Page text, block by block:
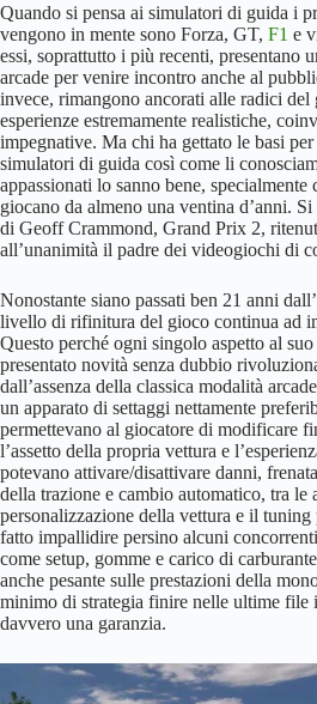
Quando si pensa ai simulatori di guida i
vengono in mente sono Forza, GT, F1 e
essi, soprattutto i più recenti, presentano
arcade per venire incontro anche al
invece, rimangono ancorati alle radici del
esperienze estremamente realistiche,
impegnative. Ma chi ha gettato le basi
simulatori di guida così come li
appassionati lo sanno bene,
giocano da almeno una ventina d’anni.
di Geoff Crammond, Grand Prix 2,
all’unanimità il padre dei videogiochi di
Nonostante siano passati ben 21 anni
livello di rifinitura del gioco continua ad
Questo perché ogni singolo aspetto al
presentato novità senza dubbio
dall’assenza della classica modalità
un apparato di settaggi nettamente
permettevano al giocatore di modificare
l’assetto della propria vettura e
potevano attivare/disattivare danni,
della trazione e cambio automatico, tra le
personalizzazione della vettura e il tuning
fatto impallidire persino alcuni
come setup, gomme e carico di
anche pesante sulle prestazioni della
minimo di strategia finire nelle ultime file
davvero una garanzia.